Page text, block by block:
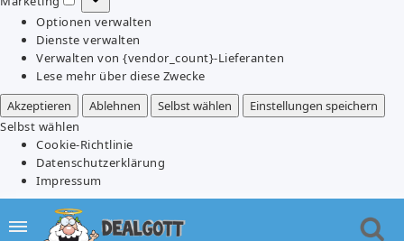
Marketing
Optionen verwalten
Dienste verwalten
Verwalten von {vendor_count}-Lieferanten
Lese mehr über diese Zwecke
Akzeptieren
Ablehnen Selbst wählen
Einstellungen speichern
Selbst wählen
Cookie-Richtlinie
Datenschutzerklärung
Impressum